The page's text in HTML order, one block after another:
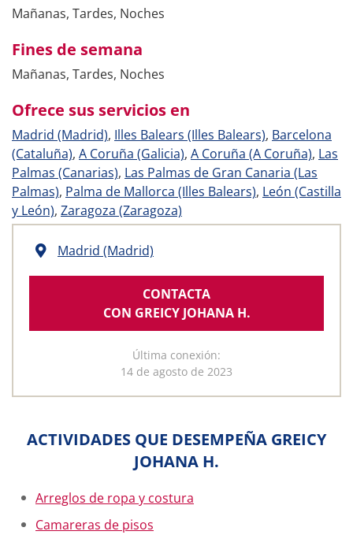
Mañanas, Tardes, Noches
Fines de semana
Mañanas, Tardes, Noches
Ofrece sus servicios en
Madrid (Madrid), Illes Balears (Illes Balears), Barcelona
(Cataluña), A Coruña (Galicia), A Coruña (A Coruña), Las
Palmas (Canarias), Las Palmas de Gran Canaria (Las
Palmas), Palma de Mallorca (Illes Balears), León (Castilla
y León), Zaragoza (Zaragoza)
Madrid (Madrid)
CONTACTA
CON GREICY JOHANA H.
Última conexión:
14 de agosto de 2023
ACTIVIDADES QUE DESEMPEÑA GREICY
JOHANA H.
Arreglos de ropa y costura
Camareras de pisos